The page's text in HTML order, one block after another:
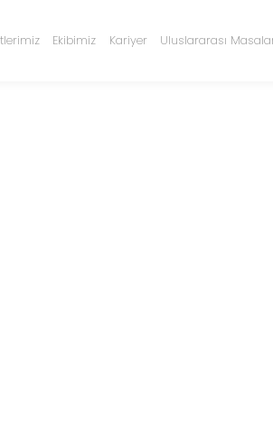
Ekibimiz Kariyer Uluslararası